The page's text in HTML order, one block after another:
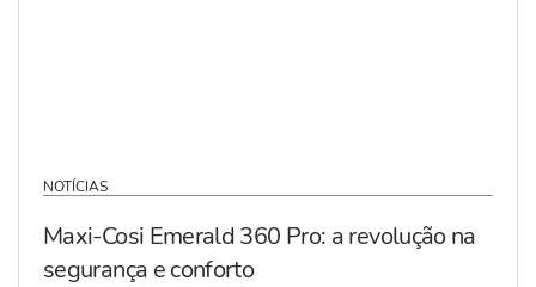
NOTÍCIAS
Maxi-Cosi Emerald 360 Pro: a revolução na
segurança e conforto